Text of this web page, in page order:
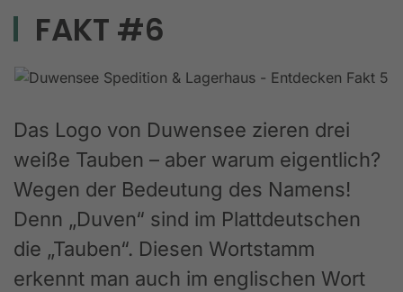
FAKT #6
Das Logo von Duwensee zieren drei
weiße Tauben – aber warum eigentlich?
Wegen der Bedeutung des Namens!
Denn „Duven“ sind im Plattdeutschen
die „Tauben“. Diesen Wortstamm
erkennt man auch im englischen Wort